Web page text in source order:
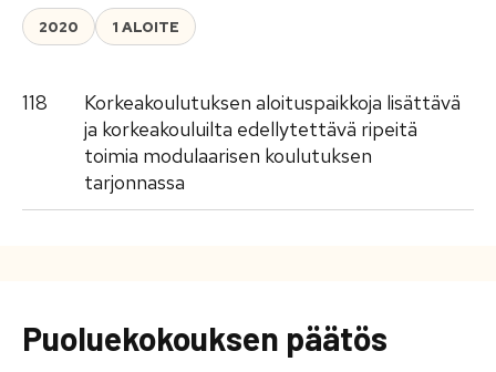
2020 1 ALOITE
118
Korkeakoulutuksen aloituspaikkoja lisättävä
ja korkeakouluilta edellytettävä ripeitä
toimia modulaarisen koulutuksen
tarjonnassa
Puoluekokouksen päätös